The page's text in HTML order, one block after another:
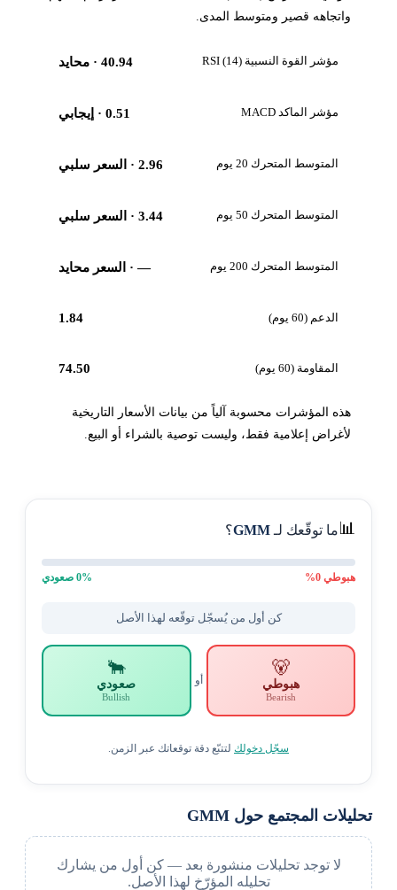
واتجاهه قصير ومتوسط المدى.
مؤشر القوة النسبية RSI (14) 40.94· محايد
مؤشر الماكد MACD 0.51· إيجابي
المتوسط المتحرك 20 يوم 2.96· السعر سلبي
المتوسط المتحرك 50 يوم 3.44· السعر سلبي
المتوسط المتحرك 200 يوم —· السعر محايد
الدعم (60 يوم) 1.84
المقاومة (60 يوم) 74.50
هذه المؤشرات محسوبة آلياً من بيانات الأسعار التاريخية
لأغراض إعلامية فقط، وليست توصية بالشراء أو البيع.
📊ما توقّعك لـGMM؟
هبوطي0
%
0% صعودي
كن أول من يُسجّل توقّعه لهذا الأصل
🐻
هبوطي
Bearish
أو
🐂
صعودي
Bullish
سجّل دخولكلتتبّع دقة توقعاتك عبر الزمن.
تحليلات المجتمع حول GMM
لا توجد تحليلات منشورة بعد — كن أول من يشارك
تحليله المؤرّخ لهذا الأصل.